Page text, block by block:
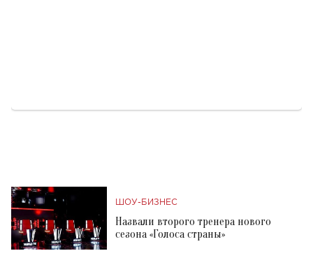
ШОУ-БИЗНЕС
Назвали второго тренера нового
сезона «Голоса страны»